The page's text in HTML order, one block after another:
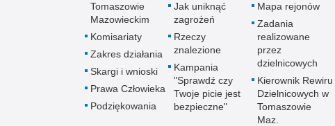
Tomaszowie
Mazowieckim
Komisariaty
Zakres działania
Skargi i wnioski
Prawa Człowieka
Podziękowania
Jak uniknąć
zagrożeń
Rzeczy
znalezione
Kampania
"Sprawdź czy
Twoje picie jest
bezpieczne"
Mapa rejonów
Zadania
realizowane
przez
dzielnicowych
Kierownik Rewiru
Dzielnicowych w
Tomaszowie
Maz.